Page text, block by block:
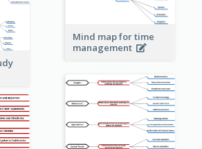
Mind map for time
management